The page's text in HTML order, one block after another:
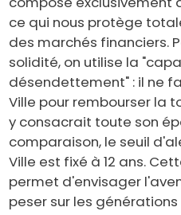
ce qui nous protège
des marchés financiers.
solidité, on utilise la
désendettement" : il ne
Ville pour rembourser la
y consacrait toute son
comparaison, le seuil
Ville est fixé à 12 ans.
permet d'envisager
peser sur les